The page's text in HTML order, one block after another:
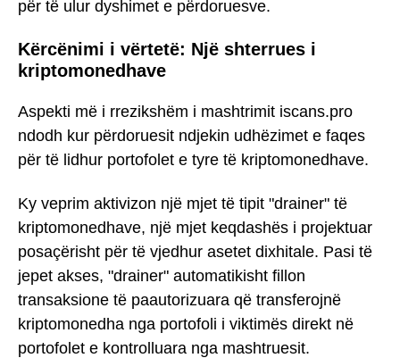
për të ulur dyshimet e përdoruesve.
Kërcënimi i vërtetë: Një shterrues i
kriptomonedhave
Aspekti më i rrezikshëm i mashtrimit iscans.pro
ndodh kur përdoruesit ndjekin udhëzimet e faqes
për të lidhur portofolet e tyre të kriptomonedhave.
Ky veprim aktivizon një mjet të tipit "drainer" të
kriptomonedhave, një mjet keqdashës i projektuar
posaçërisht për të vjedhur asetet dixhitale. Pasi të
jepet akses, "drainer" automatikisht fillon
transaksione të paautorizuara që transferojnë
kriptomonedha nga portofoli i viktimës direkt në
portofolet e kontrolluara nga mashtruesit.